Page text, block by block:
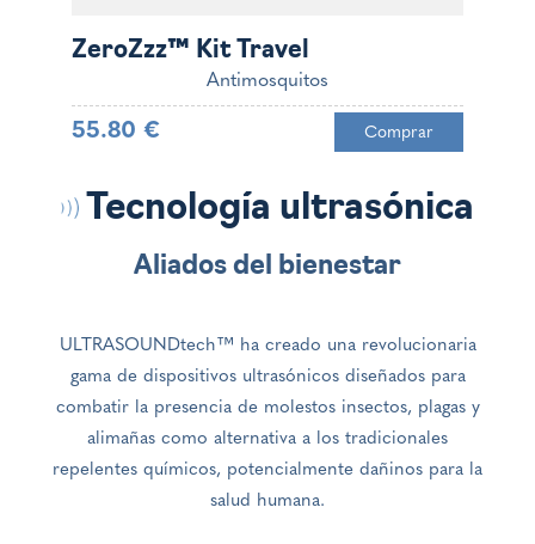
ZeroZzz™ Kit Travel
Antimosquitos
55.80 € Comprar
Tecnología ultrasónica
Aliados del bienestar
ULTRASOUNDtech™ ha creado una revolucionaria
gama de dispositivos ultrasónicos diseñados para
combatir la presencia de molestos insectos, plagas y
alimañas como alternativa a los tradicionales
repelentes químicos, potencialmente dañinos para la
salud humana.